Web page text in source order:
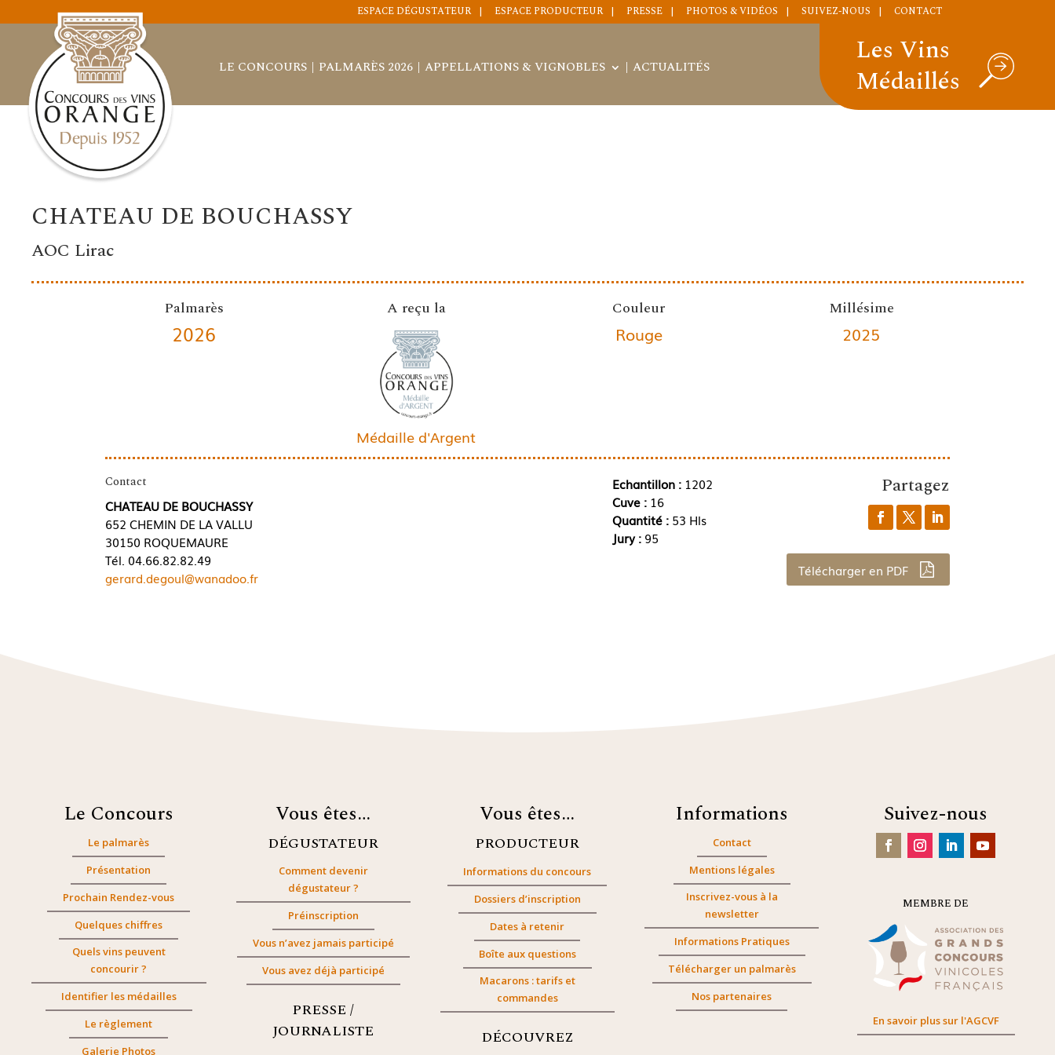
ESPACE DÉGUSTATEUR ESPACE PRODUCTEUR PRESSE PHOTOS & VIDÉOS SUIVEZ-NOUS CONTACT
LE CONCOURS PALMARÈS 2026 APPELLATIONS & VIGNOBLES ACTUALITÉS
Les Vins
Médaillés
CHATEAU DE BOUCHASSY
AOC Lirac
Palmarès
2026
A reçu la
Médaille d'Argent
Couleur
Rouge
Millésime
2025
Contact
CHATEAU DE BOUCHASSY
652 CHEMIN DE LA VALLU
30150 ROQUEMAURE
Tél. 04.66.82.82.49
gerard.degoul@wanadoo.fr
Echantillon :1202
Cuve : 16
Quantité : 53 Hls
Jury : 95
Partagez
Télécharger en PDF
Le Concours
Le palmarès
Présentation
Prochain Rendez-vous
Quelques chiffres
Quels vins peuvent
concourir ?
Identifier les médailles
Le règlement
Galerie Photos
Vous êtes…
DÉGUSTATEUR
Comment devenir
dégustateur ?
Préinscription
Vous n’avez jamais participé
Vous avez déjà participé
PRESSE /
JOURNALISTE
Vous êtes…
PRODUCTEUR
Informations du concours
Dossiers d’inscription
Dates à retenir
Boîte aux questions
Macarons : tarifs et
commandes
DÉCOUVREZ
Informations
Contact
Mentions légales
Inscrivez-vous à la
newsletter
Informations Pratiques
Télécharger un palmarès
Nos partenaires
Suivez-nous
MEMBRE DE
En savoir plus sur l'AGCVF